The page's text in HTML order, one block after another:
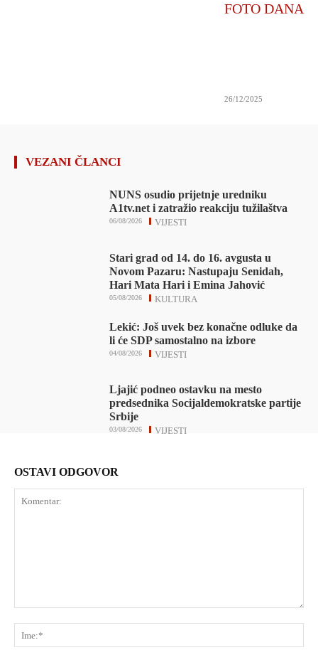
FOTO DANA
26/12/2025
VEZANI ČLANCI
NUNS osudio prijetnje uredniku
A1tv.net i zatražio reakciju tužilaštva
VIJESTI
06/08/2026
Stari grad od 14. do 16. avgusta u
Novom Pazaru: Nastupaju Senidah,
Hari Mata Hari i Emina Jahović
KULTURA
05/08/2026
Lekić: Još uvek bez konačne odluke da
li će SDP samostalno na izbore
VIJESTI
04/08/2026
Ljajić podneo ostavku na mesto
predsednika Socijaldemokratske partije
Srbije
VIJESTI
03/08/2026
OSTAVI ODGOVOR